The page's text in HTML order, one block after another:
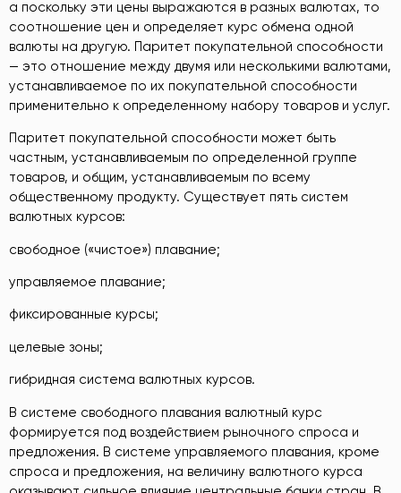
а поскольку эти цены выражаются в разных валютах, то
соотношение цен и определяет курс обмена одной
валюты на другую. Паритет покупательной способности
— это отношение между двумя или несколькими валютами,
устанавливаемое по их покупательной способности
применительно к определенному набору товаров и услуг.
Паритет покупательной способности может быть
частным, устанавливаемым по определенной группе
товаров, и общим, устанавливаемым по всему
общественному продукту. Существует пять систем
валютных курсов:
свободное («чистое») плавание;
управляемое плавание;
фиксированные курсы;
целевые зоны;
гибридная система валютных курсов.
В системе свободного плавания валютный курс
формируется под воздействием рыночного спроса и
предложения. В системе управляемого плавания, кроме
спроса и предложения, на величину валютного курса